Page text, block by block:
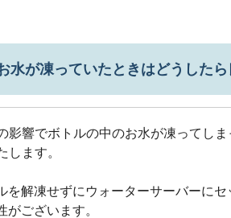
水が凍っていたときはどうしたら
影響でボトルの中のお水が凍ってしま
します。
を解凍せずにウォーターサーバーに
がございます。